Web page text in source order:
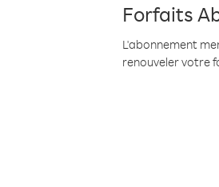
Forfaits
L'abonnement
renouveler votre